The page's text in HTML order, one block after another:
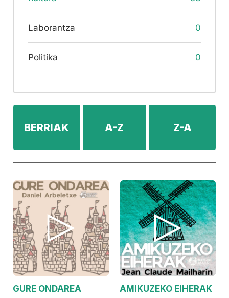
Laborantza 0
Politika 0
BERRIAK A-Z Z-A
GURE ONDAREA AMIKUZEKO EIHERAK